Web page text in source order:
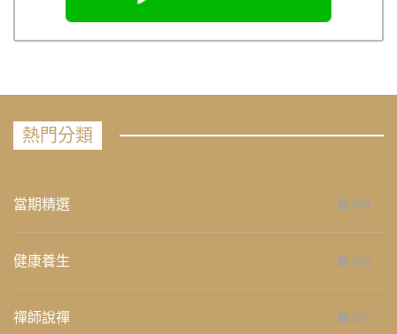
熱門分類
當期精選 658
健康養生 276
禪師說禪 267